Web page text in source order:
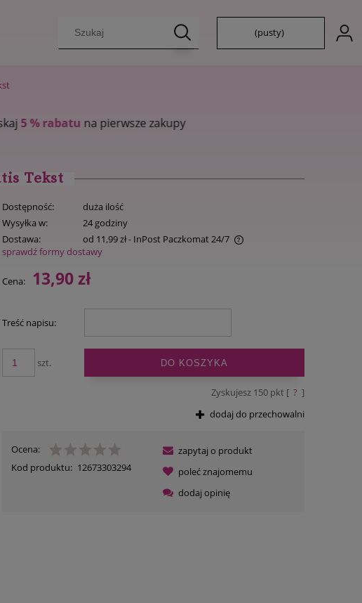
(pusty)
Tekst
Dostępność:
duża ilość
Wysyłka w:
24 godziny
Dostawa:
od 11,99 zł- InPost Paczkomat 24/7
Cena nie zawiera ewentualnych kosztów
płatności
sprawdź formy dostawy
Cena: 13,90 zł
Treść napisu:
szt. DO KOSZYKA
Zyskujesz 150pkt [ ? ]
dodaj do przechowalni
Ocena:
Kod produktu: 12673303294
zapytaj o produkt
poleć znajomemu
dodaj opinię